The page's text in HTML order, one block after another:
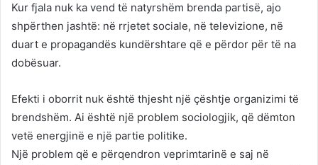
Kur fjala nuk ka vend të natyrshëm brenda partisë, ajo
shpërthen jashtë: në rrjetet sociale, në televizione, në
duart e propagandës kundërshtare që e përdor për të na
dobësuar.
Efekti i oborrit nuk është thjesht një çështje organizimi të
brendshëm. Ai është një problem sociologjik, që dëmton
vetë energjinë e një partie politike.
Një problem që e përqendron veprimtarinë e saj në